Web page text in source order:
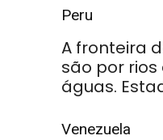
Peru
A fronteira
são por rios
águas.
Venezuela